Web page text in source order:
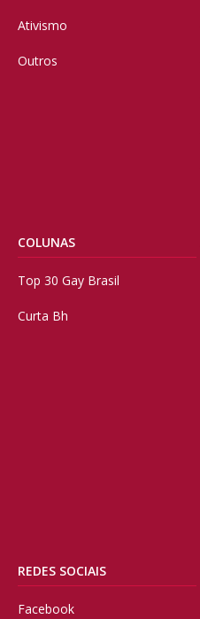
Ativismo
Outros
COLUNAS
Top 30 Gay Brasil
Curta Bh
REDES SOCIAIS
Facebook